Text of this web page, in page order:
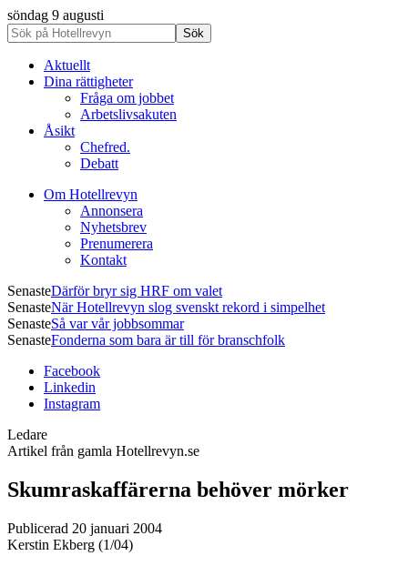
söndag 9 augusti
Aktuellt
Dina rättigheter
Fråga om jobbet
Arbetslivsakuten
Åsikt
Chefred.
Debatt
Om Hotellrevyn
Annonsera
Nyhetsbrev
Prenumerera
Kontakt
SenasteDärför bryr sig HRF om valet
SenasteNär Hotellrevyn slog svenskt rekord i simpelhet
SenasteSå var vår jobbsommar
SenasteFonderna som bara är till för branschfolk
Facebook
Linkedin
Instagram
Ledare
Artikel från gamla Hotellrevyn.se
Skumraskaffärerna behöver mörker
Publicerad 20 januari 2004
Kerstin Ekberg (1/04)